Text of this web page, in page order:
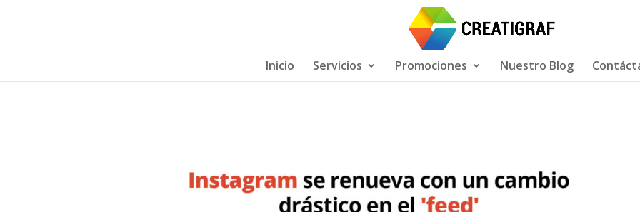
Inicio Servicios Promociones Nuestro Blog